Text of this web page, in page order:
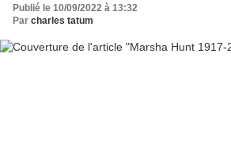
Publié le 10/09/2022 à 13:32
Par charles tatum